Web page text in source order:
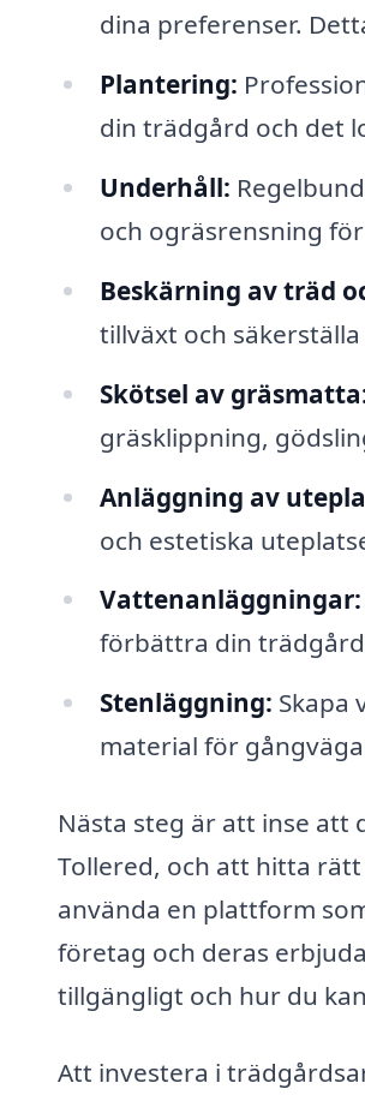
dina preferenser.
Plantering:
din trädgård och det
Underhåll:
och ogräsrensning
Beskärning av träd
tillväxt och
Skötsel av
gräsklippning,
Anläggning av
och estetiska
Vattenanläggningar:
förbättra din
Stenläggning: Skapa
material för
Nästa steg är att inse
Tollered, och att hitta
använda en plattform
företag och deras
tillgängligt och hur du
Att investera i